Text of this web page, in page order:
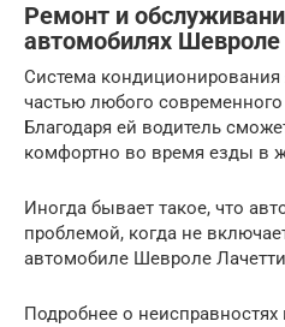
Ремонт и
автомобилях Шевроле
Система
частью любого современного
Благодаря ей водитель
комфортно во время езды в
Иногда бывает такое, что
проблемой, когда не
автомобиле Шевроле
Подробнее о